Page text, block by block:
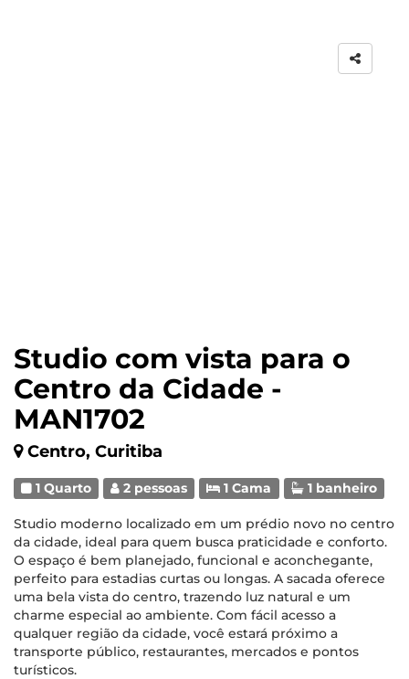
Studio com vista para o
Centro da Cidade -
MAN1702
Centro, Curitiba
1 Quarto 2 pessoas 1 Cama 1 banheiro
Studio moderno localizado em um prédio novo no centro
da cidade, ideal para quem busca praticidade e conforto.
O espaço é bem planejado, funcional e aconchegante,
perfeito para estadias curtas ou longas. A sacada oferece
uma bela vista do centro, trazendo luz natural e um
charme especial ao ambiente. Com fácil acesso a
qualquer região da cidade, você estará próximo a
transporte público, restaurantes, mercados e pontos
turísticos.